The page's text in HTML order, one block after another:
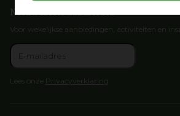
Nieuwsbrief aanmelden
Voor wekelijkse aanbiedingen, activiteiten en
Lees onze Privacyverklaring